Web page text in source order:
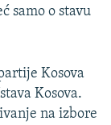
samo o stavu
Kosova
Kosova.
na izbore